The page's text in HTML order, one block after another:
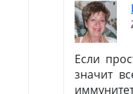
Если
значит